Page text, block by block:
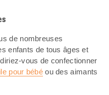
de nombreuses
enfants de tous âges et
vous de confectionner
pour bébéou des aimants